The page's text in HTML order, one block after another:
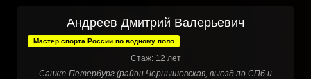
Андреев Дмитрий Валерьевич
Мастер спорта России по водному поло
Стаж: 12 лет
Санкт-Петербург (район Чернышевская, выезд по СПб и